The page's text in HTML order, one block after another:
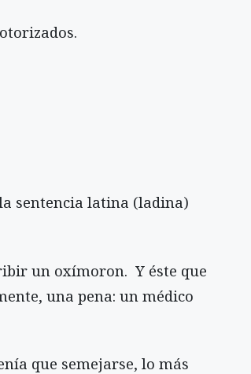
sentencia latina (ladina)
un oxímoron. Y éste que
una pena: un médico
que semejarse, lo más